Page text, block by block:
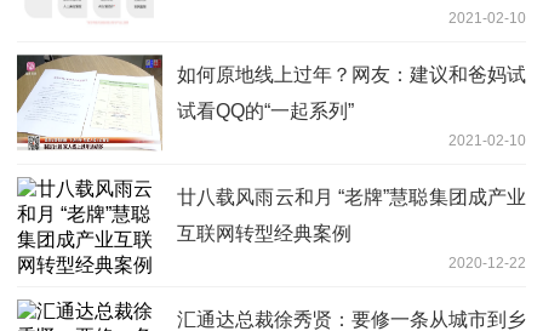
2021-02-10
如何原地线上过年？网友：建议和爸妈试
试看QQ的“一起系列”
2021-02-10
廿八载风雨云和月 “老牌”慧聪集团成产业
互联网转型经典案例
2020-12-22
汇通达总裁徐秀贤：要修一条从城市到乡